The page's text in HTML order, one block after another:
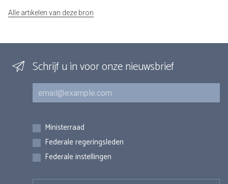
Alle artikelen van deze bron
Schrijf u in voor onze nieuwsbrief
E-mail
Inschrijvingen
Ministerraad
Federale regeringsleden
Federale instellingen